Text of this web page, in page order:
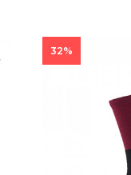
32%